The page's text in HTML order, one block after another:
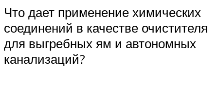
Что дает применение химических
соединений в качестве очистителя
для выгребных ям и автономных
канализаций?